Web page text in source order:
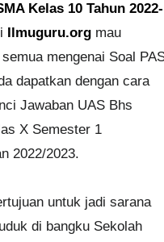
Kelas 10 Tahun 2022-
Ilmuguru.org mau
mengenai Soal
dapatkan dengan cara
Jawaban UAS Bhs
X Semester 1
2022/2023.
untuk jadi sarana
di bangku Sekolah